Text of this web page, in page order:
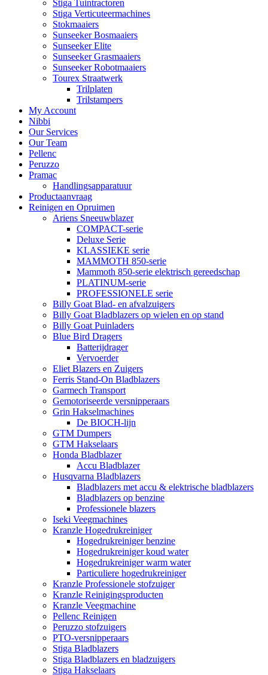
Stiga Tuintractoren
Stiga Verticuteermachines
Stokmaaiers
Sunseeker Bosmaaiers
Sunseeker Elite
Sunseeker Grasmaaiers
Sunseeker Robotmaaiers
Tourex Straatwerk
Trilplaten
Trilstampers
My Account
Nibbi
Our Services
Our Team
Pellenc
Peruzzo
Pramac
Handlingsapparatuur
Productaanvraag
Reinigen en Opruimen
Ariens Sneeuwblazer
COMPACT-serie
Deluxe Serie
KLASSIEKE serie
MAMMOTH 850-serie
Mammoth 850-serie elektrisch gereedschap
PLATINUM-serie
PROFESSIONELE serie
Billy Goat Blad- en afvalzuigers
Billy Goat Bladblazers op wielen en op stand
Billy Goat Puinladers
Blue Bird Dragers
Batterijdrager
Vervoerder
Eliet Blazers en Zuigers
Ferris Stand-On Bladblazers
Garmech Transport
Gemotoriseerde versnipperaars
Grin Hakselmachines
De BIOCH-lijn
GTM Dumpers
GTM Hakselaars
Honda Bladblazer
Accu Bladblazer
Husqvarna Bladblazers
Bladblazers met accu & elektrische bladblazers
Bladblazers op benzine
Professionele blazers
Iseki Veegmachines
Kranzle Hogedrukreiniger
Hogedrukreiniger benzine
Hogedrukreiniger koud water
Hogedrukreiniger warm water
Particuliere hogedrukreiniger
Kranzle Professionele stofzuiger
Kranzle Reinigingsproducten
Kranzle Veegmachine
Pellenc Reinigen
Peruzzo stofzuigers
PTO-versnipperaars
Stiga Bladblazers
Stiga Bladblazers en bladzuigers
Stiga Hakselaars